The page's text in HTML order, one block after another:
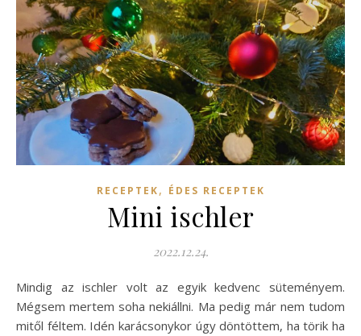
RECEPTEK, ÉDES RECEPTEK
Mini ischler
2022.12.24.
Mindig az ischler volt az egyik kedvenc süteményem.
Mégsem mertem soha nekiállni. Ma pedig már nem tudom
mitől féltem. Idén karácsonykor úgy döntöttem, ha törik ha